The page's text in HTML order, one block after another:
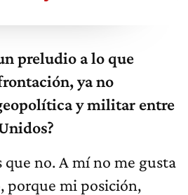
preludio a lo que
ya no
y militar entre
que no. A mí no me gusta
porque mi posición,